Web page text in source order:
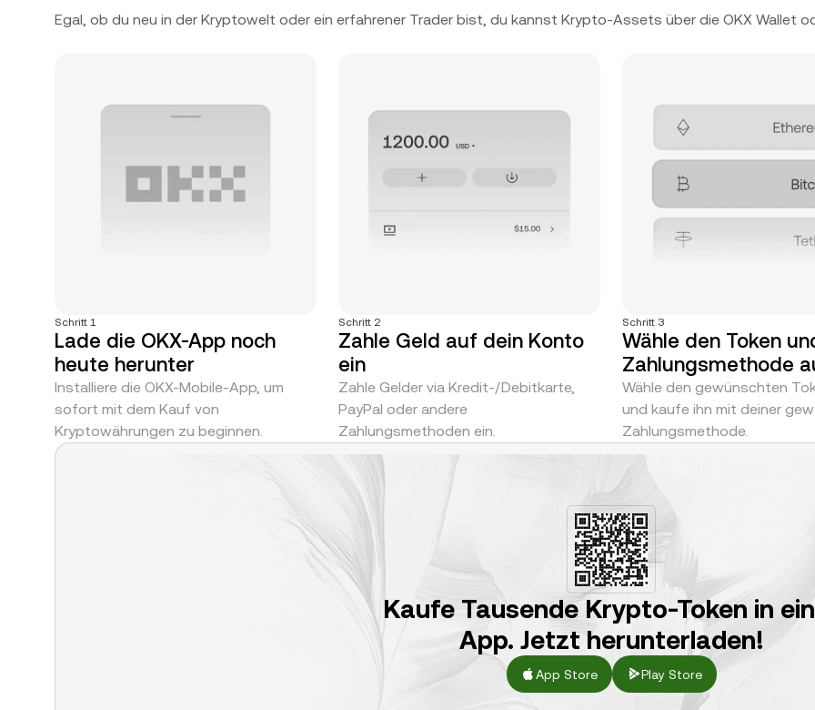
Egal, ob du neu in der Kryptowelt oder ein erfahrener Trader bist, du kannst Krypto-Assets über die OKX Wallet
Schritt 1
Lade die OKX-App noch
heute herunter
Installiere die OKX-Mobile-App, um
sofort mit dem Kauf von
Kryptowährungen zu beginnen.
Schritt 2
Zahle Geld auf dein Konto
ein
Zahle Gelder via Kredit-/Debitkarte,
PayPal oder andere
Zahlungsmethoden ein.
Schritt 3
Wähle den Token
Zahlungsmethode
Wähle den gewünschten
und kaufe ihn mit deiner
Zahlungsmethode.
Kaufe Tausende Krypto-Token in
App. Jetzt herunterladen!
App Store Play Store